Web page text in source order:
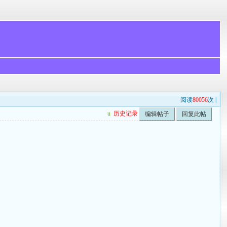
阅读80056次 |
u 历史记录 编辑帖子 回复此帖